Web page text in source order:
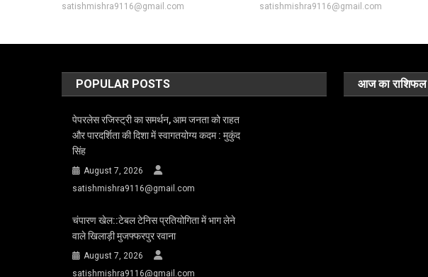
satishmishra9116@gmail.com
satishmishra9116@gmail.com
POPULAR POSTS
पेपरलेस रजिस्ट्री का समर्थन, आम जनता को राहत
और पारदर्शिता की दिशा में स्वागतयोग्य कदम : मुकुंद
सिंह
August 7, 2026
satishmishra9116@gmail.com
चंपारण खेल::टेबल टेनिस प्रतियोगिता में भाग लेने
वाले खिलाड़ी मुजफ्फरपुर रवाना
August 7, 2026
satishmishra9116@gmail.com
आज का राशिफल